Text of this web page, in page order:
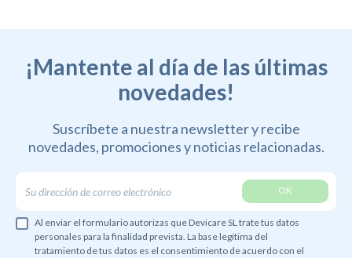
¡Mantente al día de las últimas
novedades!
Suscríbete a nuestra newsletter y recibe
novedades, promociones y noticias relacionadas.
Al enviar el formulario autorizas que Devicare SL trate tus datos
personales para la finalidad prevista. La base legítima del
tratamiento de tus datos es el consentimiento de acuerdo con el